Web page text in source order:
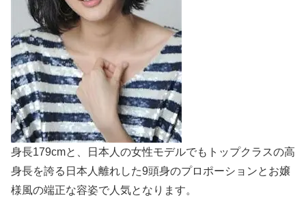
身長179cmと、日本人の女性モデルでもトップクラスの高
身長を誇る日本人離れした9頭身のプロポーションとお嬢
様風の端正な容姿で人気となります。